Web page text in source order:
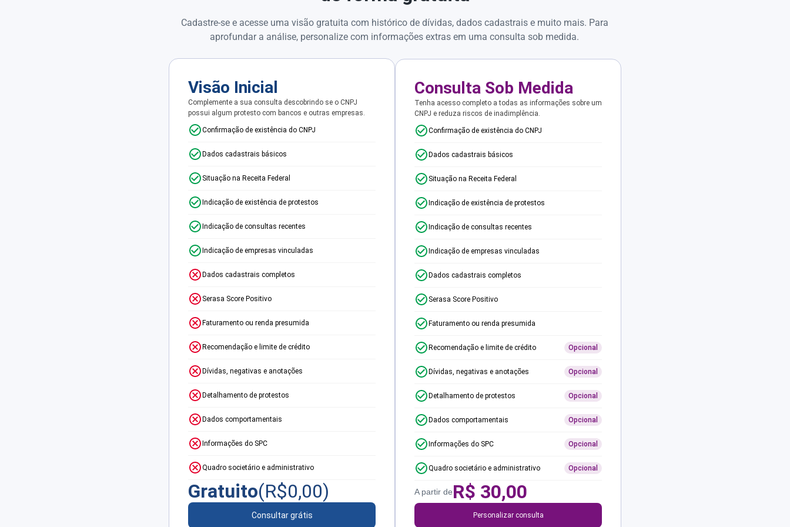
Cadastre-se e acesse uma visão gratuita com histórico de dívidas, dados cadastrais e muito mais. Para
aprofundar a análise, personalize com informações extras em uma consulta sob medida.
Visão Inicial
Complemente a sua consulta descobrindo se o CNPJ
possui algum protesto com bancos e outras empresas.
Confirmação de existência do CNPJ
Dados cadastrais básicos
Situação na Receita Federal
Indicação de existência de protestos
Indicação de consultas recentes
Indicação de empresas vinculadas
Dados cadastrais completos
Serasa Score Positivo
Faturamento ou renda presumida
Recomendação e limite de crédito
Dívidas, negativas e anotações
Detalhamento de protestos
Dados comportamentais
Informações do SPC
Quadro societário e administrativo
Gratuito(R$0,00)
Consultar grátis
Consulta Sob Medida
Tenha acesso completo a todas as informações sobre um
CNPJ e reduza riscos de inadimplência.
Confirmação de existência do CNPJ
Dados cadastrais básicos
Situação na Receita Federal
Indicação de existência de protestos
Indicação de consultas recentes
Indicação de empresas vinculadas
Dados cadastrais completos
Serasa Score Positivo
Faturamento ou renda presumida
Recomendação e limite de crédito Opcional
Dívidas, negativas e anotações Opcional
Detalhamento de protestos Opcional
Dados comportamentais Opcional
Informações do SPC Opcional
Quadro societário e administrativo Opcional
A partir deR$ 30,00
Personalizar consulta